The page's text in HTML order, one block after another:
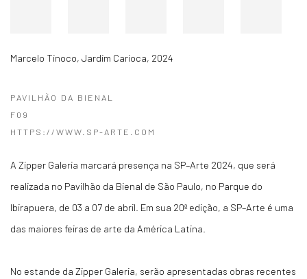
Marcelo Tinoco, Jardim Carioca, 2024
PAVILHÃO DA BIENAL
F09
HTTPS://WWW.SP-ARTE.COM
A Zipper Galeria marcará presença na SP–Arte 2024, que será
realizada no Pavilhão da Bienal de São Paulo, no Parque do
Ibirapuera, de 03 a 07 de abril. Em sua 20ª edição, a SP–Arte é uma
das maiores feiras de arte da América Latina.
No estande da Zipper Galeria, serão apresentadas obras recentes